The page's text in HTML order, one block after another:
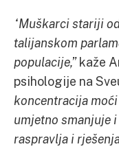
“Muškarci stariji
talijanskom
populacije,”kaže
psihologije na
koncentracija
umjetno smanjuje
raspravlja i